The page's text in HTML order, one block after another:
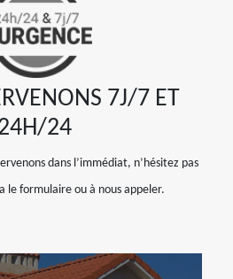
7J/7 ET
24
dans l’immédiat, n’hésitez pas
le formulaire ou à nous appeler.